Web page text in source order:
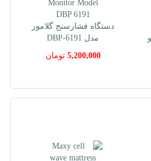
دستگاه فشارسنج گلامور
تومان
دستگاه